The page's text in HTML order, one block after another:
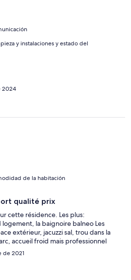
y instalaciones y estado del
2024
de la habitación
qualité prix
cette résidence. Les plus:
la baignoire balneo Les
extérieur, jacuzzi sal, trou dans la
accueil froid mais professionnel
de 2021